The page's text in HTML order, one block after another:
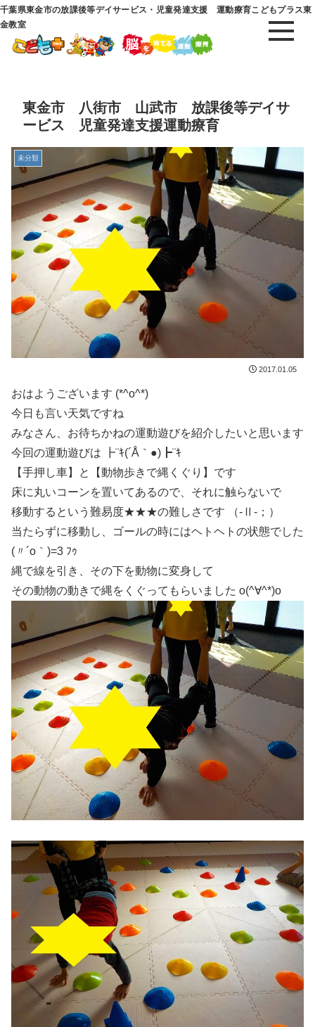
千葉県東金市の放課後等デイサービス・児童発達支援 運動療育こどもプラス東
金教室
東金市 八街市 山武市 放課後等デイサ
ービス 児童発達支援運動療育
未分類
2017.01.05
おはようございます (*^o^*)
今日も言い天気ですね
みなさん、お待ちかねの運動遊びを紹介したいと思います
今回の運動遊びは ┣¨ｷ(´Å｀●)┣¨ｷ
【手押し車】と【動物歩きで縄くぐり】です
床に丸いコーンを置いてあるので、それに触らないで
移動するという難易度★★★の難しさです （-Ⅱ-；）
当たらずに移動し、ゴールの時にはヘトヘトの状態でした
(〃´o｀)=3 ﾌｩ
縄で線を引き、その下を動物に変身して
その動物の動きで縄をくぐってもらいました o(^∀^*)o